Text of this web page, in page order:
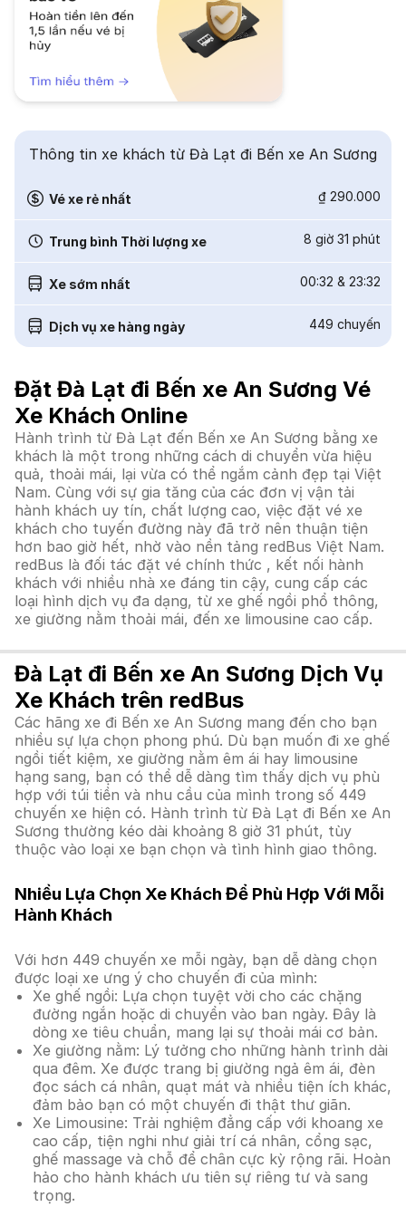
Thông tin xe khách từ Đà Lạt đi Bến xe An Sương
Vé xe rẻ nhất ₫ 290.000
Trung bình Thời lượng xe 8 giờ 31 phút
Xe sớm nhất 00:32 & 23:32
Dịch vụ xe hàng ngày 449 chuyến
Đặt Đà Lạt đi Bến xe An Sương Vé
Xe Khách Online
Hành trình từ Đà Lạt đến Bến xe An Sương bằng xe
khách là một trong những cách di chuyển vừa hiệu
quả, thoải mái, lại vừa có thể ngắm cảnh đẹp tại Việt
Nam. Cùng với sự gia tăng của các đơn vị vận tải
hành khách uy tín, chất lượng cao, việc đặt vé xe
khách cho tuyến đường này đã trở nên thuận tiện
hơn bao giờ hết, nhờ vào nền tảng redBus Việt Nam.
redBus là đối tác đặt vé chính thức , kết nối hành
khách với nhiều nhà xe đáng tin cậy, cung cấp các
loại hình dịch vụ đa dạng, từ xe ghế ngồi phổ thông,
xe giường nằm thoải mái, đến xe limousine cao cấp.
Đà Lạt đi Bến xe An Sương Dịch Vụ
Xe Khách trên redBus
Các hãng xe đi Bến xe An Sương mang đến cho bạn
nhiều sự lựa chọn phong phú. Dù bạn muốn đi xe ghế
ngồi tiết kiệm, xe giường nằm êm ái hay limousine
hạng sang, bạn có thể dễ dàng tìm thấy dịch vụ phù
hợp với túi tiền và nhu cầu của mình trong số 449
chuyến xe hiện có. Hành trình từ Đà Lạt đi Bến xe An
Sương thường kéo dài khoảng 8 giờ 31 phút, tùy
thuộc vào loại xe bạn chọn và tình hình giao thông.
Nhiều Lựa Chọn Xe Khách Để Phù Hợp Với Mỗi
Hành Khách
Với hơn 449 chuyến xe mỗi ngày, bạn dễ dàng chọn
được loại xe ưng ý cho chuyến đi của mình:
Xe ghế ngồi: Lựa chọn tuyệt vời cho các chặng
đường ngắn hoặc di chuyển vào ban ngày. Đây là
dòng xe tiêu chuẩn, mang lại sự thoải mái cơ bản.
Xe giường nằm: Lý tưởng cho những hành trình dài
qua đêm. Xe được trang bị giường ngả êm ái, đèn
đọc sách cá nhân, quạt mát và nhiều tiện ích khác,
đảm bảo bạn có một chuyến đi thật thư giãn.
Xe Limousine: Trải nghiệm đẳng cấp với khoang xe
cao cấp, tiện nghi như giải trí cá nhân, cổng sạc,
ghế massage và chỗ để chân cực kỳ rộng rãi. Hoàn
hảo cho hành khách ưu tiên sự riêng tư và sang
trọng.